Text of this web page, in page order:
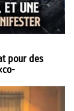
pour des